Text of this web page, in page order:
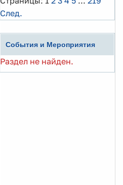
След.
События и Мероприятия
Раздел не найден.